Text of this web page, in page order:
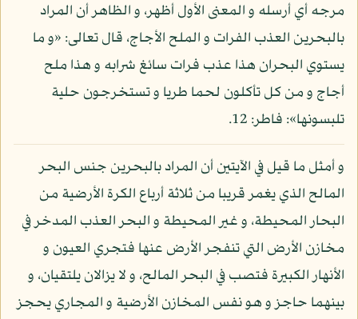
مرجه أي أرسله و المعنى الأول أظهر، و الظاهر أن المراد
بالبحرين العذب الفرات و الملح الأجاج، قال تعالى: «و ما
يستوي البحران هذا عذب فرات سائغ شرابه و هذا ملح
أجاج و من كل تأكلون لحما طريا و تستخرجون حلية
تلبسونها»: فاطر: 12.
و أمثل ما قيل في الآيتين أن المراد بالبحرين جنس البحر
المالح الذي يغمر قريبا من ثلاثة أرباع الكرة الأرضية من
البحار المحيطة، و غير المحيطة و البحر العذب المدخر في
مخازن الأرض التي تنفجر الأرض عنها فتجري العيون و
الأنهار الكبيرة فتصب في البحر المالح، و لا يزالان يلتقيان، و
بينهما حاجز و هو نفس المخازن الأرضية و المجاري يحجز